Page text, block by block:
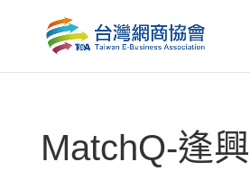
MatchQ-逢興